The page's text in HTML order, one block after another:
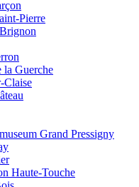
Pierre
la Guerche
Claise
Grand Pressigny
Haute-Touche